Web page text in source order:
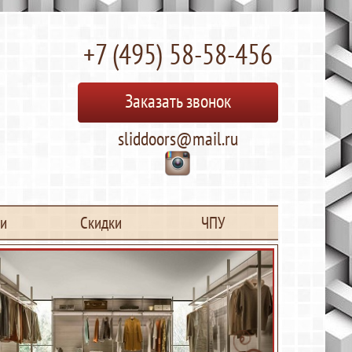
+7 (495) 58-58-456
Заказать звонок
sliddoors@mail.ru
Скидки ЧПУ